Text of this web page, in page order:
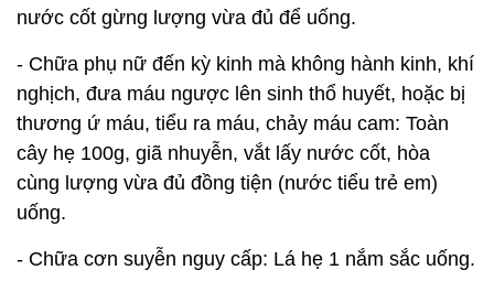
nước cốt gừng lượng vừa đủ để uống.
- Chữa phụ nữ đến kỳ kinh mà không hành kinh, khí
nghịch, đưa máu ngược lên sinh thổ huyết, hoặc bị
thương ứ máu, tiểu ra máu, chảy máu cam: Toàn
cây hẹ 100g, giã nhuyễn, vắt lấy nước cốt, hòa
cùng lượng vừa đủ đồng tiện (nước tiểu trẻ em)
uống.
- Chữa cơn suyễn nguy cấp: Lá hẹ 1 nắm sắc uống.